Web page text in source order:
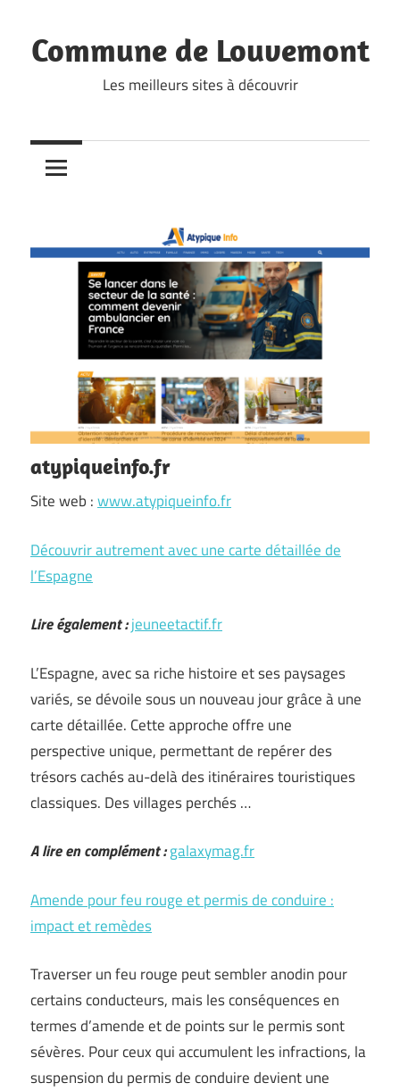
to
content
Commune de Louvemont
Les meilleurs sites à découvrir
atypiqueinfo.fr
Site web :www.atypiqueinfo.fr
Découvrir autrement avec une carte détaillée de
l’Espagne
Lire également :jeuneetactif.fr
L’Espagne, avec sa riche histoire et ses paysages
variés, se dévoile sous un nouveau jour grâce à une
carte détaillée. Cette approche offre une
perspective unique, permettant de repérer des
trésors cachés au-delà des itinéraires touristiques
classiques. Des villages perchés …
A lire en complément :galaxymag.fr
Amende pour feu rouge et permis de conduire :
impact et remèdes
Traverser un feu rouge peut sembler anodin pour
certains conducteurs, mais les conséquences en
termes d’amende et de points sur le permis sont
sévères. Pour ceux qui accumulent les infractions, la
suspension du permis de conduire devient une